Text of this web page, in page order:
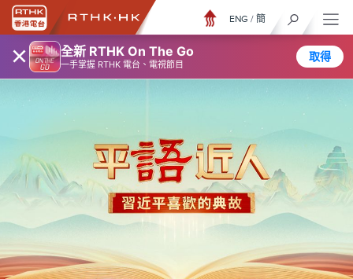
× 全新 RTHK On The Go
一手掌握 RTHK 電台、電視節目
取得
ENG / 簡